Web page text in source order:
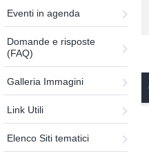
Eventi in agenda
Domande e risposte
(FAQ)
Galleria Immagini
Link Utili
Elenco Siti tematici